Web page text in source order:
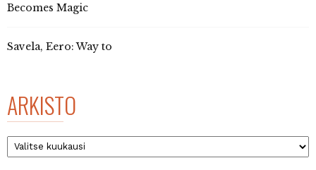
Becomes Magic
Savela, Eero: Way to
ARKISTO
Arkisto